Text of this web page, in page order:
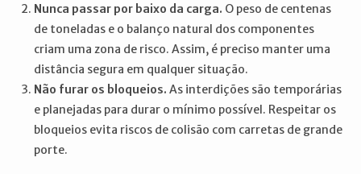
Nunca passar por baixo da carga. O peso de centenas
de toneladas e o balanço natural dos componentes
criam uma zona de risco. Assim, é preciso manter uma
distância segura em qualquer situação.
Não furar os bloqueios. As interdições são temporárias
e planejadas para durar o mínimo possível. Respeitar os
bloqueios evita riscos de colisão com carretas de grande
porte.